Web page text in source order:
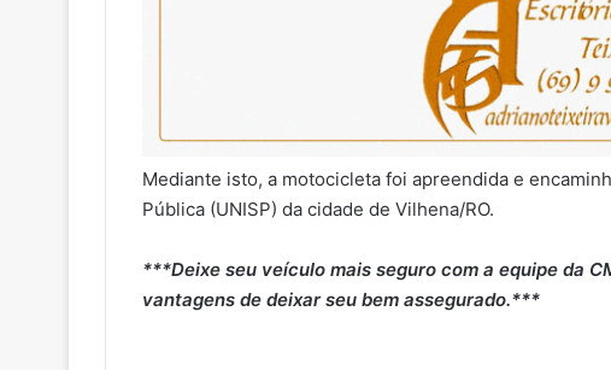
Mediante isto, a motocicleta foi apreendida e
Pública (UNISP) da cidade de Vilhena/RO.
***Deixe seu veículo mais seguro com a equipe da
vantagens de deixar seu bem assegurado.***